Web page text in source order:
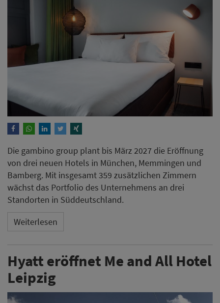
Die gambino group plant bis März 2027 die Eröffnung
von drei neuen Hotels in München, Memmingen und
Bamberg. Mit insgesamt 359 zusätzlichen Zimmern
wächst das Portfolio des Unternehmens an drei
Standorten in Süddeutschland.
Weiterlesen
Hyatt eröffnet Me and All Hotel
Leipzig